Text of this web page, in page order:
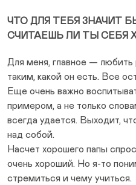
ЧТО ДЛЯ ТЕБЯ ЗНАЧИТ
СЧИТАЕШЬ ЛИ ТЫ СЕБЯ
Для меня, главное — любить
таким, какой он есть. Все
Еще очень важно
примером, а не только
всегда удается. Выходит,
над собой.
Насчет хорошего папы
очень хороший. Но я-то
стремиться и чему учиться.